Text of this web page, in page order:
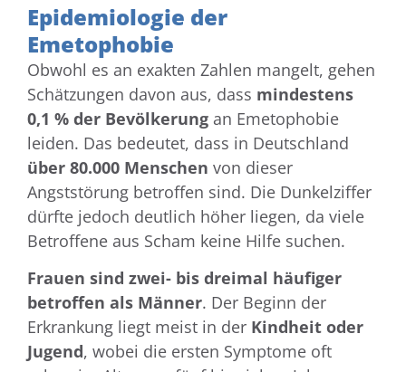
Epidemiologie der
Emetophobie
Obwohl es an exakten Zahlen mangelt, gehen
Schätzungen davon aus, dass mindestens
0,1 % der Bevölkerung an Emetophobie
leiden. Das bedeutet, dass in Deutschland
über 80.000 Menschen von dieser
Angststörung betroffen sind. Die Dunkelziffer
dürfte jedoch deutlich höher liegen, da viele
Betroffene aus Scham keine Hilfe suchen.
Frauen sind zwei- bis dreimal häufiger
betroffen als Männer. Der Beginn der
Erkrankung liegt meist in der Kindheit oder
Jugend, wobei die ersten Symptome oft